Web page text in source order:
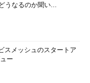
うなるのか聞い...
スメッシュのスタートア
ー